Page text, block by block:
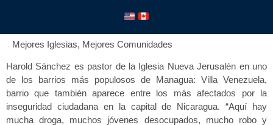
Mejores Iglesias, Mejores Comunidades
Harold Sánchez es pastor de la Iglesia Nueva Jerusalén en uno
de los barrios más populosos de Managua: Villa Venezuela,
barrio que también aparece entre los más afectados por la
inseguridad ciudadana en la capital de Nicaragua. “Aquí hay
mucha droga, muchos jóvenes desocupados, mucho robo y